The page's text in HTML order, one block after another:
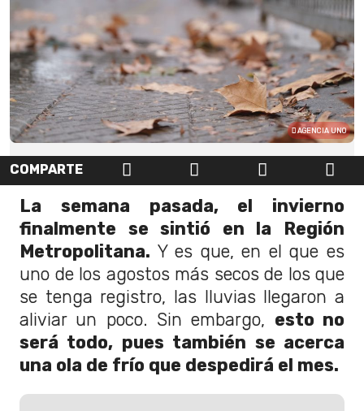
AGENCIA UNO
COMPARTE
La semana pasada, el invierno
finalmente se sintió en la Región
Metropolitana. Y es que, en el que es
uno de los agostos más secos de los que
se tenga registro, las lluvias llegaron a
aliviar un poco. Sin embargo, esto no
será todo, pues también se acerca
una ola de frío que despedirá el mes.